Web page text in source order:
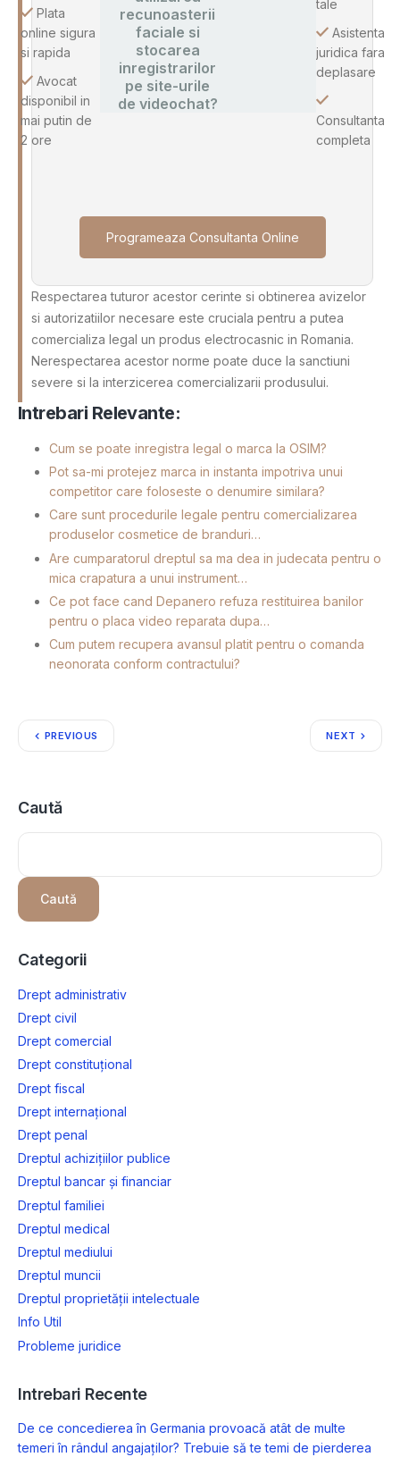
Plata
online sigura
si rapida
Avocat
disponibil in
mai putin de
2 ore
recunoasterii
faciale si
stocarea
inregistrarilor
pe site-urile
de videochat?
tale
Asistenta
juridica fara
deplasare
Consultanta
completa
Programeaza Consultanta Online
Respectarea tuturor acestor cerinte si obtinerea avizelor
si autorizatiilor necesare este cruciala pentru a putea
comercializa legal un produs electrocasnic in Romania.
Nerespectarea acestor norme poate duce la sanctiuni
severe si la interzicerea comercializarii produsului.
Intrebari Relevante:
Cum se poate inregistra legal o marca la OSIM?
Pot sa-mi protejez marca in instanta impotriva unui
competitor care foloseste o denumire similara?
Care sunt procedurile legale pentru comercializarea
produselor cosmetice de branduri…
Are cumparatorul dreptul sa ma dea in judecata pentru o
mica crapatura a unui instrument…
Ce pot face cand Depanero refuza restituirea banilor
pentru o placa video reparata dupa…
Cum putem recupera avansul platit pentru o comanda
neonorata conform contractului?
PREVIOUS NEXT
Caută
Caută
Categorii
Drept administrativ
Drept civil
Drept comercial
Drept constituțional
Drept fiscal
Drept internațional
Drept penal
Dreptul achizițiilor publice
Dreptul bancar și financiar
Dreptul familiei
Dreptul medical
Dreptul mediului
Dreptul muncii
Dreptul proprietății intelectuale
Info Util
Probleme juridice
Intrebari Recente
De ce concedierea în Germania provoacă atât de multe
temeri în rândul angajaților? Trebuie să te temi de pierderea